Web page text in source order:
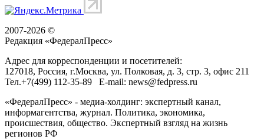
2007-2026 ©
Редакция «ФедералПресс»
Адрес для корреспонденции и посетителей:
127018, Россия, г.Москва, ул. Полковая, д. 3, стр. 3, офис 211
Тел.+7(499) 112-35-89 E-mail: news@fedpress.ru
«ФедералПресс» - медиа-холдинг: экспертный канал,
информагентства, журнал. Политика, экономика,
происшествия, общество. Экспертный взгляд на жизнь
регионов РФ